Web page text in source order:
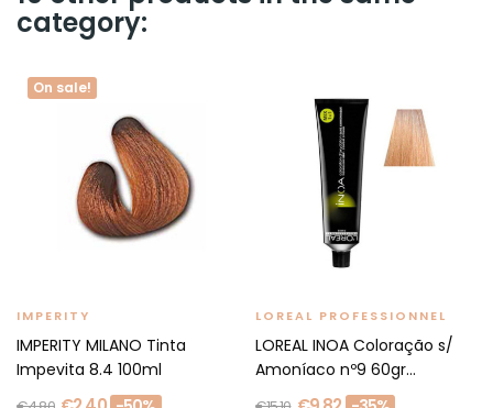
category:
On sale!
IMPERITY
IMPERITY MILANO Tinta
Impevita 8.4 100ml
LOREAL PROFESSIONNEL
LOREAL INOA Coloração s/
Amoníaco nº9 60gr...